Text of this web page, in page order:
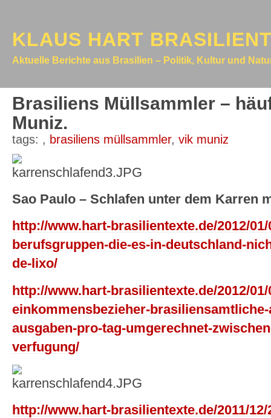
KLAUS HART
Aktuelle Berichte aus Brasilien – Politik, Kultur und
Brasiliens Müllsammler –
Muniz.
tags: , brasiliens müllsammler, vik muniz
Sao Paulo – Schlafen unter dem Karren
http://www.hart-brasilientexte.de/2012/
berufsgruppen-die-es-in-deutschland-
de-lixo/
http://www.hart-brasilientexte.de/2012/
einkommensbezieher-
ausgaben-pro-tag-umgerechnet-
verfugung/
http://www.hart-brasilientexte.de/2011/